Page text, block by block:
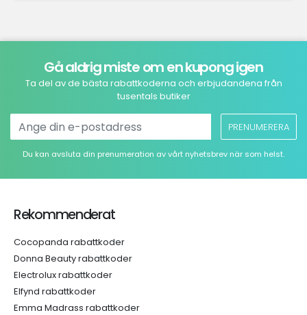
Gå aldrig miste om en kupong igen
Ta del av de bästa rabattkoderna och erbjudandena från
tusentals butiker
PRENUMERERA
Du kan avsluta din prenumeration av vårt nyhetsbrev när som helst.
Rekommenderat
Cocopanda rabattkoder
Donna Beauty rabattkoder
Electrolux rabattkoder
Elfynd rabattkoder
Emma Madrass rabattkoder